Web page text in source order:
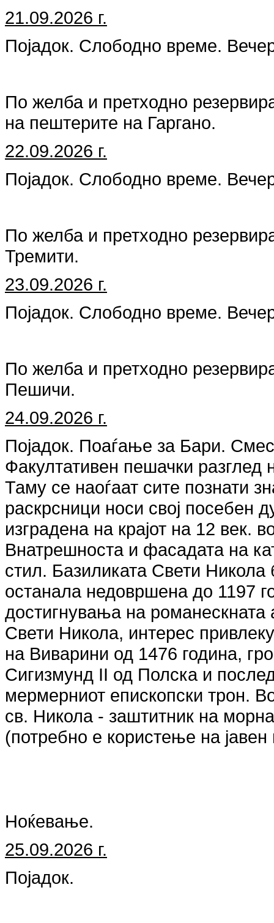
21.09.2026 г.
Појадок. Слободно време.
По желба и претходно
на пештерите на Гаргано.
22.09.2026 г.
Појадок. Слободно време.
По желба и претходно
Тремити.
23.09.2026 г.
Појадок. Слободно време.
По желба и претходно
Пешичи.
24.09.2026 г.
Појадок. Поаѓање за Бари.
Факултативен пешачки разглед
Таму се наоѓаат сите познати
раскрсници носи свој посебен
изградена на крајот на 12 век.
Внатрешноста и фасадата на
стил. Базиликата Свети
останала недовршена до 1197
достигнувања на романескната
Свети Никола, интерес
на Виварини од 1476 година,
Сигизмунд II од Полска и
мермерниот епископски трон.
св. Никола - заштитник на
(потребно е користење на јавен
Ноќевање.
25.09.2026 г.
Појадок.